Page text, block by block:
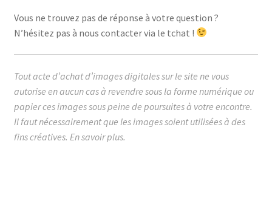
Vous ne trouvez pas de réponse à votre question ?
N’hésitez pas à nous contacter via le tchat !
Tout acte d’achat d’images digitales sur le site ne vous
autorise en aucun cas à revendre sous la forme numérique ou
papier ces images sous peine de poursuites à votre encontre.
Il faut nécessairement que les images soient utilisées à des
fins créatives. En savoir plus.